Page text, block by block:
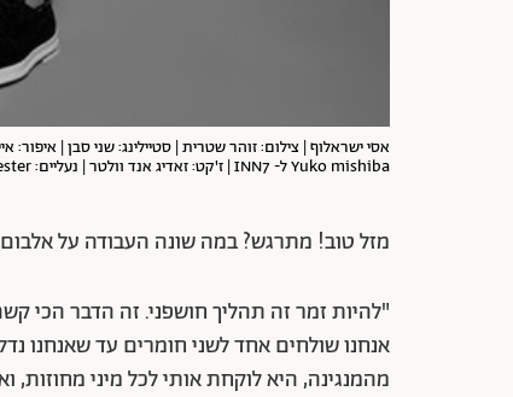
אסי ישראלוף | צילום: זוהר שטרית | סטיילינג: שני סבן | איפור:
Yuko mishiba ל- INN7 | ז'קט: זאדיג אנד וולטר | נעליים: Ann Demeulemeester ל- INN7
מזל טוב! מתרגש? במה שונה העבודה על
"להיות זמר זה תהליך חושפני. זה הדבר הכי
אנחנו שולחים אחד לשני חומרים עד שאנחנו
מהמנגינה, היא לוקחת אותי לכל מיני